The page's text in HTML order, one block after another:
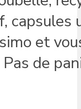
capsules
et
de